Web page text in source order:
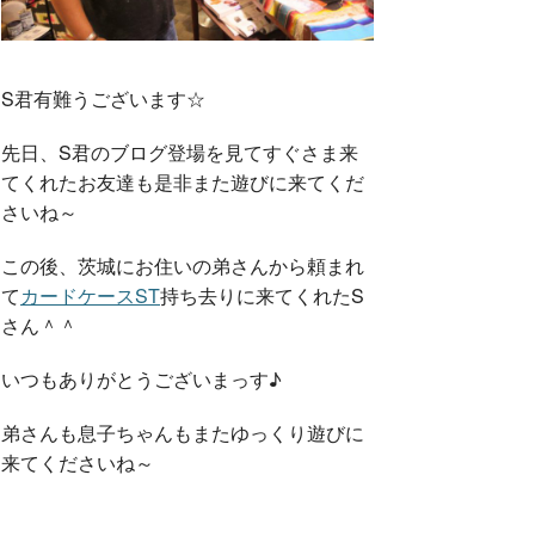
S君有難うございます☆
先日、S君のブログ登場を見てすぐさま来
てくれたお友達も是非また遊びに来てくだ
さいね～
この後、茨城にお住いの弟さんから頼まれ
てカードケースST持ち去りに来てくれたS
さん＾＾
いつもありがとうございまっす♪
弟さんも息子ちゃんもまたゆっくり遊びに
来てくださいね～